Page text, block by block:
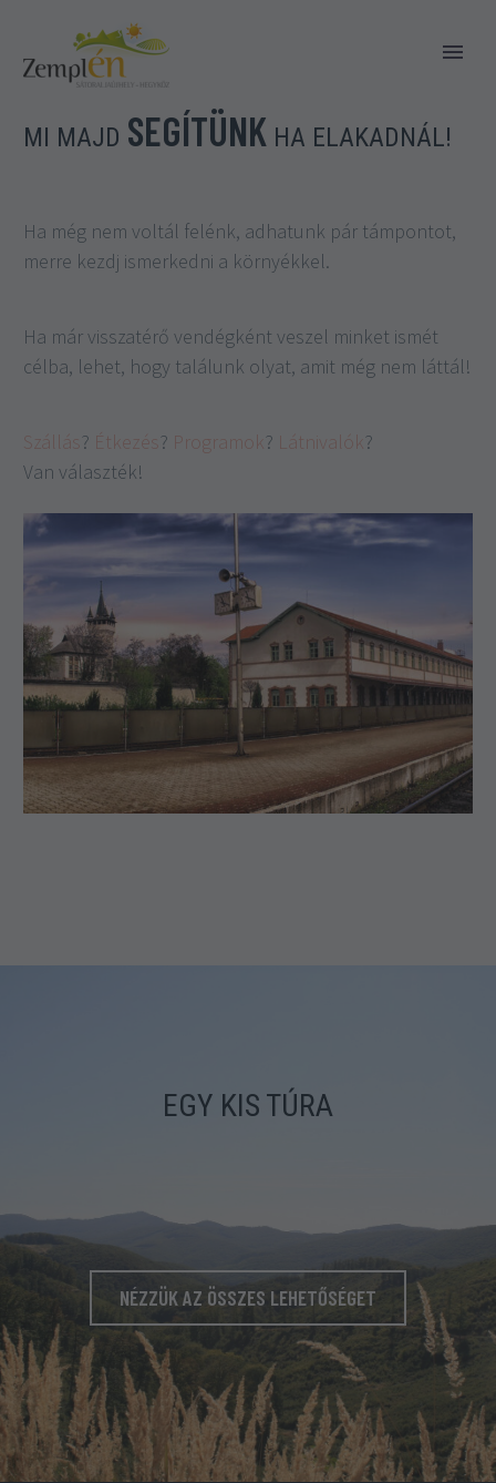
MI MAJD SEGÍTÜNK HA ELAKADNÁL!
Ha még nem voltál felénk, adhatunk pár támpontot,
merre kezdj ismerkedni a környékkel.
Ha már visszatérő vendégként veszel minket ismét
célba, lehet, hogy találunk olyat, amit még nem láttál!
Szállás? Étkezés? Programok ? Látnivalók ?
Van választék!
EGY KIS TÚRA
NÉZZÜK AZ ÖSSZES LEHETŐSÉGET